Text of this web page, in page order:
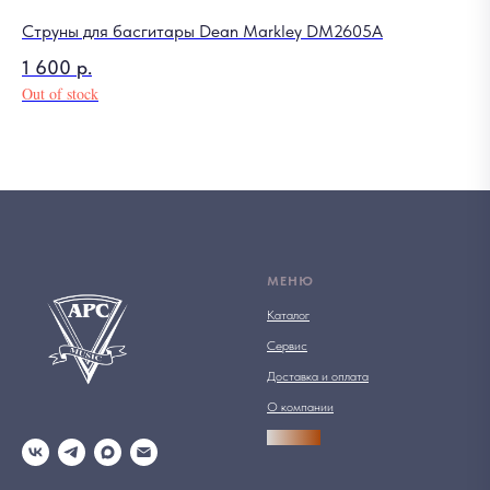
Струны для басгитары Dean Markley DM2605A
1 600 р.
Out of stock
МЕНЮ
Каталог
Сервис
Доставка и оплата
О компании